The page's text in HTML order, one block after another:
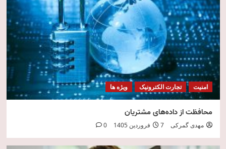
امنیت تجارت الکترونیک ویژه ها
محافظت از داده‌های مشتریان
مهدی گمرکی 7 فروردین 1405 0